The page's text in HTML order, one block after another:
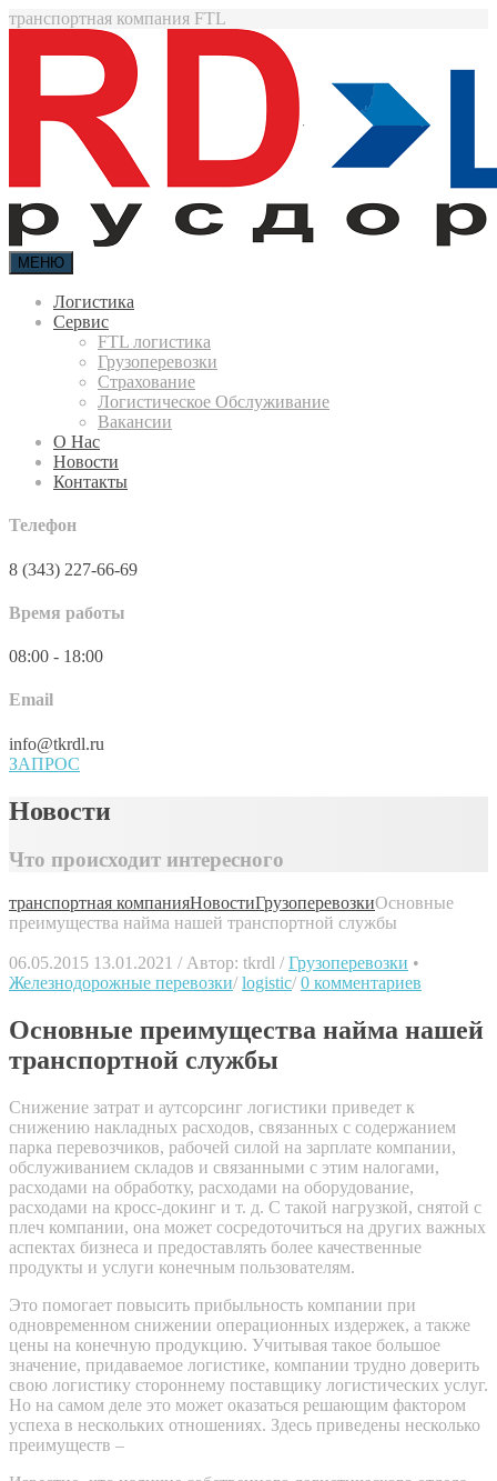
транспортная компания FTL
МЕНЮ
Логистика
Сервис
FTL логистика
Грузоперевозки
Страхование
Логистическое Обслуживание
Вакансии
О Нас
Новости
Контакты
Телефон
8 (343) 227-66-69
Время работы
08:00 - 18:00
Email
info@tkrdl.ru
ЗАПРОС
Новости
Что происходит интересного
транспортная компанияНовостиГрузоперевозкиОсновные
преимущества найма нашей транспортной службы
06.05.2015 13.01.2021 / Автор: tkrdl / Грузоперевозки •
Железнодорожные перевозки/ logistic/ 0 комментариев
Основные преимущества найма нашей
транспортной службы
Снижение затрат и аутсорсинг логистики приведет к
снижению накладных расходов, связанных с содержанием
парка перевозчиков, рабочей силой на зарплате компании,
обслуживанием складов и связанными с этим налогами,
расходами на обработку, расходами на оборудование,
расходами на кросс-докинг и т. д. С такой нагрузкой, снятой с
плеч компании, она может сосредоточиться на других важных
аспектах бизнеса и предоставлять более качественные
продукты и услуги конечным пользователям.
Это помогает повысить прибыльность компании при
одновременном снижении операционных издержек, а также
цены на конечную продукцию. Учитывая такое большое
значение, придаваемое логистике, компании трудно доверить
свою логистику стороннему поставщику логистических услуг.
Но на самом деле это может оказаться решающим фактором
успеха в нескольких отношениях. Здесь приведены несколько
преимуществ –